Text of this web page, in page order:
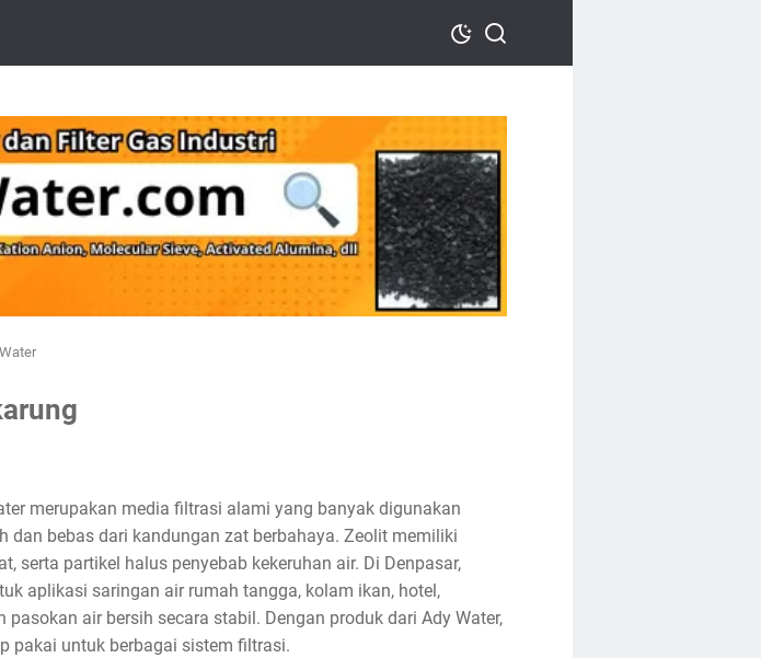
merupakan media filtrasi alami yang banyak digunakan
bebas dari kandungan zat berbahaya. Zeolit memiliki
serta partikel halus penyebab kekeruhan air. Di Denpasar,
aplikasi saringan air rumah tangga, kolam ikan, hotel,
air bersih secara stabil. Dengan produk dari Ady Water,
pakai untuk berbagai sistem filtrasi.